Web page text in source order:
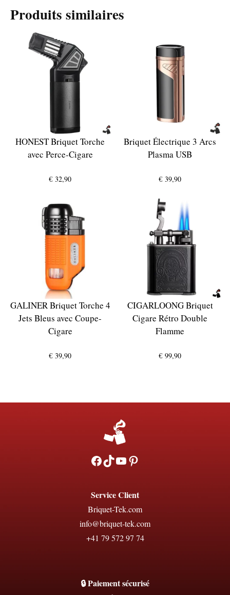
Produits similaires
HONEST Briquet Torche
avec Perce-Cigare
€ 32,90
Briquet Électrique 3 Arcs
Plasma USB
€ 39,90
GALINER Briquet Torche 4
Jets Bleus avec Coupe-
Cigare
€ 39,90
CIGARLOONG Briquet
Cigare Rétro Double
Flamme
€ 99,90
Facebook
TikTokYouTubePinterest
Service Client
Briquet-Tek.com
info@briquet-tek.com
+41 79 572 97 74
🔒 Paiement sécurisé